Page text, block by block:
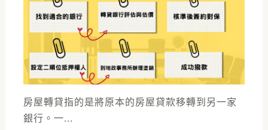
房屋轉貸指的是將原本的房屋貸款移轉到另一家
銀行。一...